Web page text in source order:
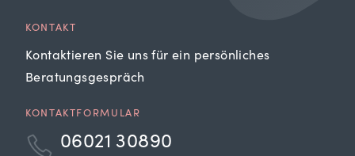
KONTAKT
Kontaktieren Sie uns für ein persönliches
Beratungsgespräch
KONTAKTFORMULAR
06021 30890